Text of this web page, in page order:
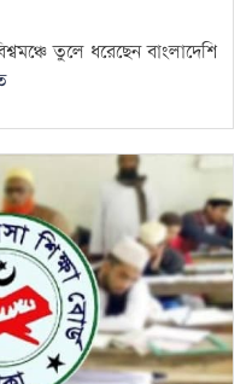
তুলে ধরেছেন বাংলাদেশি